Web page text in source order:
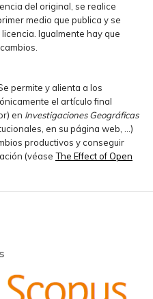
del original, se realice
medio que publica y se
Igualmente hay que
permite y alienta a los
el artículo final
en Investigaciones Geográficas
en su página web, ...)
productivos y conseguir
(véase The Effect of Open